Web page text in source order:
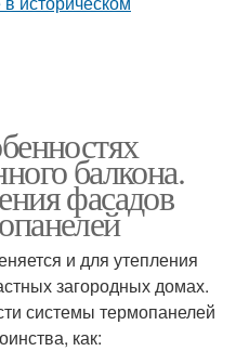
балкона.
фасадов
и для утепления
загородных домах.
системы термопанелей
как: